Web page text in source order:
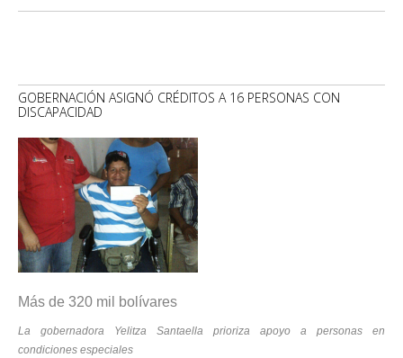
GOBERNACIÓN ASIGNÓ CRÉDITOS A 16 PERSONAS CON
DISCAPACIDAD
Más de 320 mil bolívares
La gobernadora Yelitza Santaella prioriza apoyo a personas en
condiciones especiales